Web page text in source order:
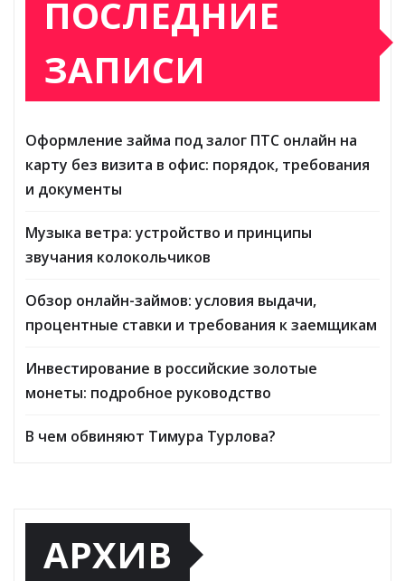
ПОСЛЕДНИЕ
ЗАПИСИ
Оформление займа под залог ПТС онлайн на
карту без визита в офис: порядок, требования
и документы
Музыка ветра: устройство и принципы
звучания колокольчиков
Обзор онлайн-займов: условия выдачи,
процентные ставки и требования к заемщикам
Инвестирование в российские золотые
монеты: подробное руководство
В чем обвиняют Тимура Турлова?
АРХИВ